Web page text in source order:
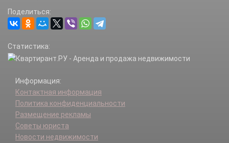
Поделиться:
Статистика:
Информация:
Контактная информация
Политика конфиденциальности
Размещение рекламы
Советы юриста
Новости недвижимости